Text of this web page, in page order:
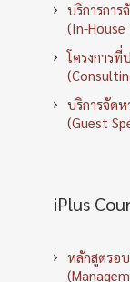
บริการกา
(In-House
โครงการที่
บริการจัดห
(Guest
iPlus
หลักสูตรอ